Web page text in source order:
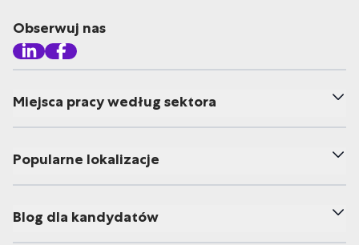
Obserwuj nas
Miejsca pracy według sektora
Popularne lokalizacje
Blog dla kandydatów